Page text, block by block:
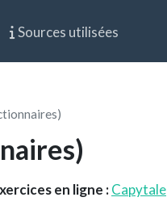
Sources utilisées
en ligne :Capytale